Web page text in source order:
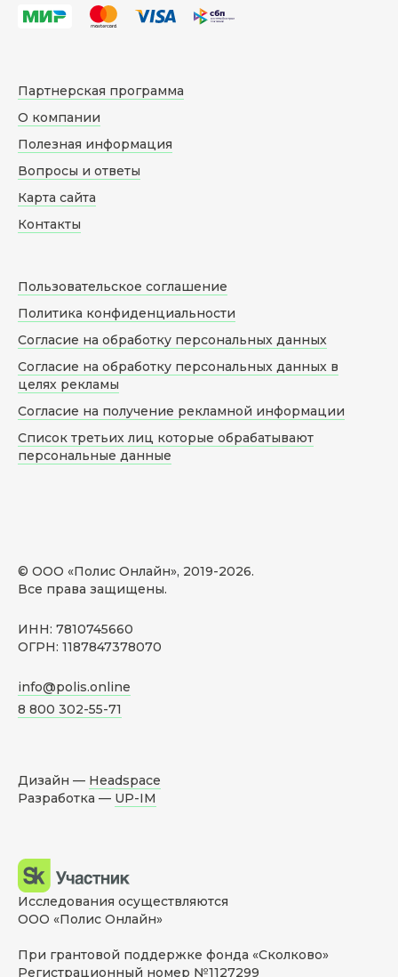
© ООО «Полис Онлайн», 2019-2026.
Все права защищены.
ИНН: 7810745660
ОГРН: 1187847378070
info@polis.online
8 800 302-55-71
Партнерская программа
О компании
Полезная информация
Вопросы и ответы
Карта сайта
Контакты
Пользовательское соглашение
Политика конфиденциальности
Согласие на обработку персональных данных
Согласие на обработку персональных данных в
целях рекламы
Согласие на получение рекламной информации
Список третьих лиц которые обрабатывают
персональные данные
Дизайн — Headspace
Разработка — UP-IM
Исследования осуществляются
ООО «Полис Онлайн»
При грантовой поддержке фонда «Сколково»
Регистрационный номер №1127299